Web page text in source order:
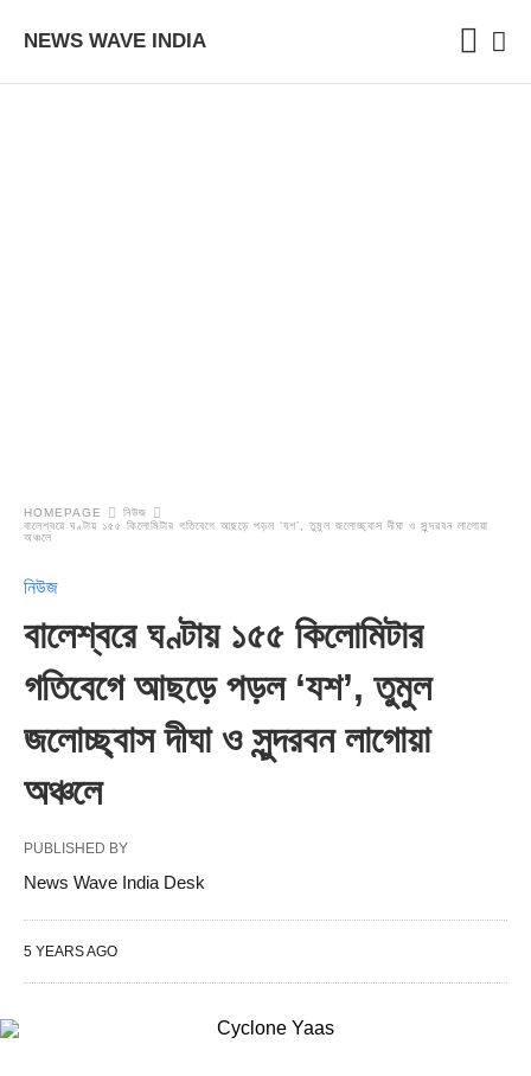
NEWS WAVE INDIA
HOMEPAGE
নিউজ
বালেশ্বরে ঘণ্টায় ১৫৫ কিলোমিটার গতিবেগে আছড়ে পড়ল ‘যশ’, তুমুল জলোচ্ছ্বাস দীঘা ও সুন্দরবন লাগোয়া
অঞ্চলে
নিউজ
বালেশ্বরে ঘণ্টায় ১৫৫ কিলোমিটার
গতিবেগে আছড়ে পড়ল ‘যশ’, তুমুল
জলোচ্ছ্বাস দীঘা ও সুন্দরবন লাগোয়া
অঞ্চলে
PUBLISHED BY
News Wave India Desk
5 YEARS AGO